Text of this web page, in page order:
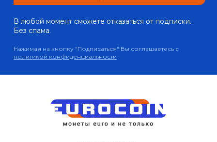
В любой момент сможете отказаться от подписки.
Без спама.
Нажимая на кнопку "Подписаться" Вы соглашаетесь с
политикой конфиденциальности